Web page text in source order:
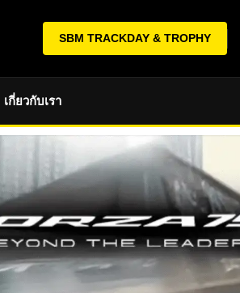
SBM TRACKDAY & TROPHY
เกี่ยวกับเรา